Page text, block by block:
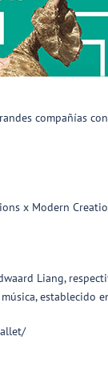
compañías
x Modern
Liang,
establecido